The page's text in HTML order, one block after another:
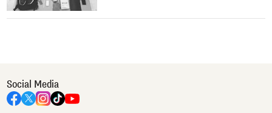
Social Media